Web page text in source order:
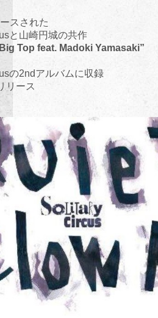
スされた
と山崎円城の共作
Top feat. Madoki Yamasaki”
の2ndアルバムに収録
リース